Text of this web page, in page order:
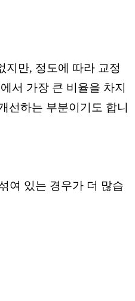
지만, 정도에 따라 교정
서 가장 큰 비율을 차지
선하는 부분이기도 합니
여 있는 경우가 더 많습